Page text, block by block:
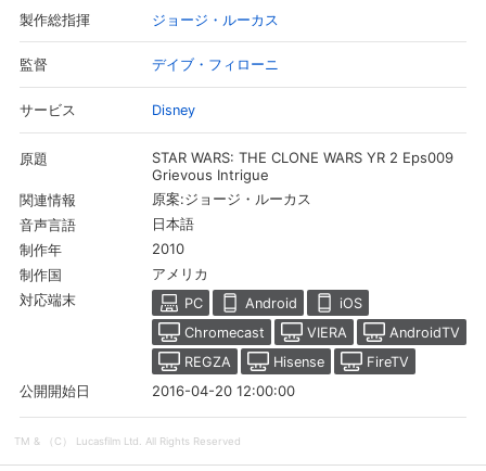
会員設定 会員情報
基本情報、本人連絡先、パスワード 、クレ
ジットカード情報の変更が可能です。
決済方法変更 決済方法の変更が可能です。
製作総指揮 ジョージ・ルーカス
監督 デイブ・フィローニ
サービス Disney
原題
STAR WARS: THE CLONE WARS YR 2 Eps009
Grievous Intrigue
関連情報 原案:ジョージ・ルーカス
音声言語 日本語
制作年 2010
制作国 アメリカ
対応端末 PC Android
iOS
Chromecast
VIERA
AndroidTV
REGZA
Hisense
FireTV
公開開始日
2016-04-20 12:00:00
TM & （C） Lucasfilm Ltd. All Rights Reserved